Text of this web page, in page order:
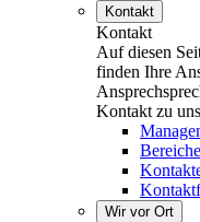
Kontakt
Kontakt
Auf diesen
finden Ihre
Kontakt zu
Wir vor Ort